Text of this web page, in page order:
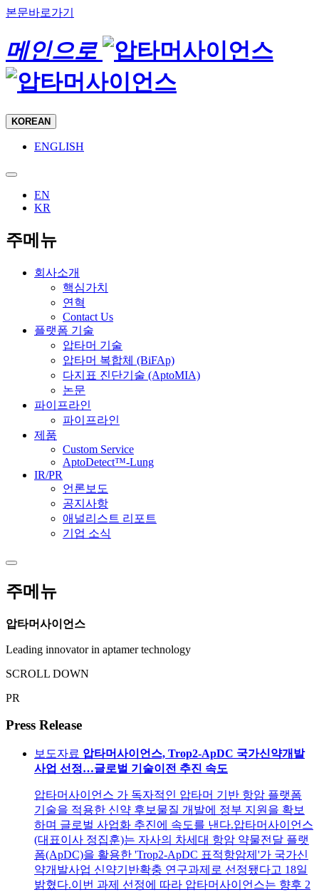
본문바로가기
메인으로
KOREAN
ENGLISH
EN
KR
주메뉴
회사소개
핵심가치
연혁
Contact Us
플랫폼 기술
압타머 기술
압타머 복합체 (BiFAp)
다지표 진단기술 (AptoMIA)
논문
파이프라인
파이프라인
제품
Custom Service
AptoDetect™-Lung
IR/PR
언론보도
공지사항
애널리스트 리포트
기업 소식
주메뉴
압타머사이언스
Leading innovator in aptamer technology
SCROLL DOWN
PR
Press Release
보도자료 압타머사이언스, Trop2-ApDC 국가신약개발
사업 선정…글로벌 기술이전 추진 속도
압타머사이언스 가 독자적인 압타머 기반 항암 플랫폼
기술을 적용한 신약 후보물질 개발에 정부 지원을 확보
하며 글로벌 사업화 추진에 속도를 낸다.압타머사이언스
(대표이사 정집훈)는 자사의 차세대 항암 약물전달 플랫
폼(ApDC)을 활용한 'Trop2-ApDC 표적항암제'가 국가신
약개발사업 신약기반확충 연구과제로 선정됐다고 18일
밝혔다.이번 과제 선정에 따라 압타머사이언스는 향후 2